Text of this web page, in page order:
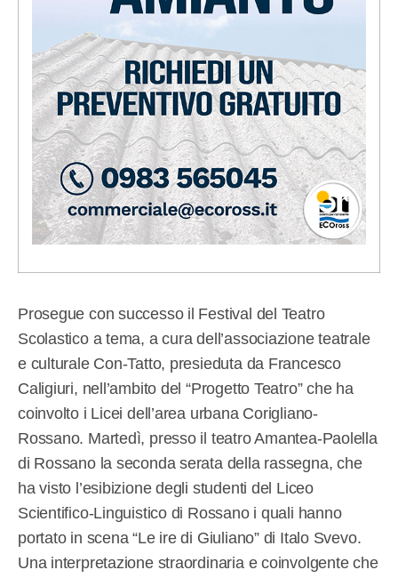
Prosegue con successo il Festival del Teatro
Scolastico a tema, a cura dell’associazione teatrale
e culturale Con-Tatto, presieduta da Francesco
Caligiuri, nell’ambito del “Progetto Teatro” che ha
coinvolto i Licei dell’area urbana Corigliano-
Rossano. Martedì, presso il teatro Amantea-Paolella
di Rossano la seconda serata della rassegna, che
ha visto l’esibizione degli studenti del Liceo
Scientifico-Linguistico di Rossano i quali hanno
portato in scena “Le ire di Giuliano” di Italo Svevo.
Una interpretazione straordinaria e coinvolgente che